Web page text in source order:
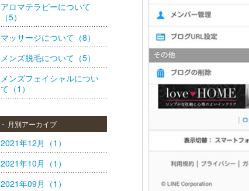
アロマテラピーについて
（5）
マッサージについて（8）
メンズ脱毛について（5）
メンズフェイシャルについ
て（1）
月別アーカイブ
2021年12月（1）
2021年10月（1）
2021年09月（1）